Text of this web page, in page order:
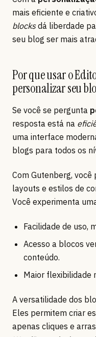
mais eficiente e
blocksdá liberdade
seu blog ser mais
Por que usar o
personalizar seu
Se você se pergunta
resposta está na
uma interface
blogs para todos os
Com Gutenberg,
layouts e estilos de
Você experimenta
Facilidade de uso,
Acesso a blocos
conteúdo.
Maior flexibilidade
A versatilidade dos
Eles permitem criar
apenas cliques e